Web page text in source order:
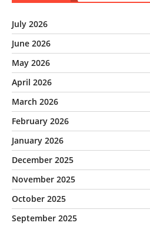
July 2026
June 2026
May 2026
April 2026
March 2026
February 2026
January 2026
December 2025
November 2025
October 2025
September 2025